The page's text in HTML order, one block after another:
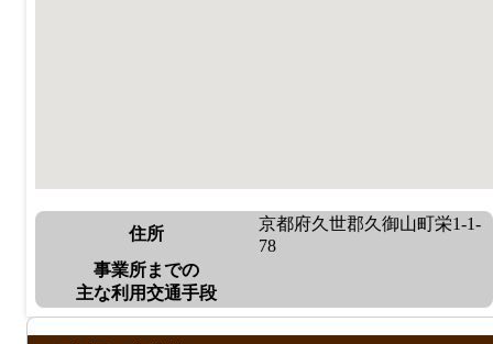
住所
京都府久世郡久御山町栄1-1-
78
事業所までの
主な利用交通手段